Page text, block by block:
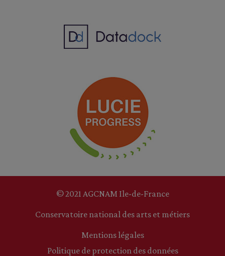
© 2021 AGCNAM Ile-de-France
Conservatoire national des arts et métiers
Mentions légales
Politique de protection des données